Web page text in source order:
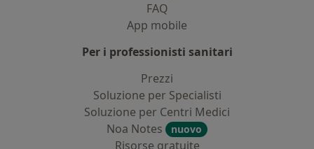
FAQ
App mobile
Per i professionisti sanitari
Prezzi
Soluzione per Specialisti
Soluzione per Centri Medici
Noa Notes
nuovo
Risorse gratuite